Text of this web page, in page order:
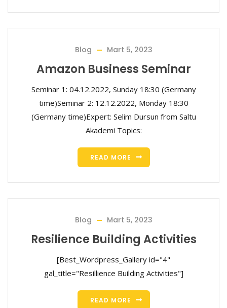
Blog Mart 5, 2023
Amazon Business Seminar
Seminar 1: 04.12.2022, Sunday 18:30 (Germany
time)Seminar 2: 12.12.2022, Monday 18:30
(Germany time)Expert: Selim Dursun from Saltu
Akademi Topics:
READ MORE
Blog Mart 5, 2023
Resilience Building Activities
[Best_Wordpress_Gallery id="4"
gal_title="Resillience Building Activities"]
READ MORE